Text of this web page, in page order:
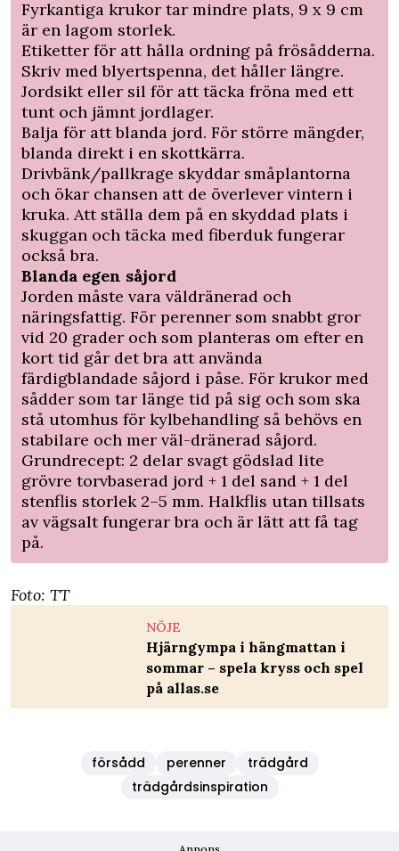
Fyrkantiga krukor tar mindre plats, 9 x 9 cm
är en lagom storlek.
Etiketter för att hålla ordning på frösådderna.
Skriv med blyertspenna, det håller längre.
Jordsikt eller sil för att täcka fröna med ett
tunt och jämnt jordlager.
Balja för att blanda jord. För större mängder,
blanda direkt i en skottkärra.
Drivbänk/pallkrage skyddar småplantorna
och ökar chansen att de överlever vintern i
kruka. Att ställa dem på en skyddad plats i
skuggan och täcka med fiberduk fungerar
också bra.
Blanda egen såjord
Jorden måste vara väldränerad och
näringsfattig. För perenner som snabbt gror
vid 20 grader och som planteras om efter en
kort tid går det bra att använda
färdigblandade såjord i påse. För krukor med
sådder som tar länge tid på sig och som ska
stå utomhus för kylbehandling så behövs en
stabilare och mer väl-dränerad såjord.
Grundrecept: 2 delar svagt gödslad lite
grövre torvbaserad jord + 1 del sand + 1 del
stenflis storlek 2–5 mm. Halkflis utan tillsats
av vägsalt fungerar bra och är lätt att få tag
på.
Foto: TT
NÖJE
Hjärngympa i hängmattan i
sommar – spela kryss och spel
på allas.se
försådd perenner
trädgård
trädgårdsinspiration